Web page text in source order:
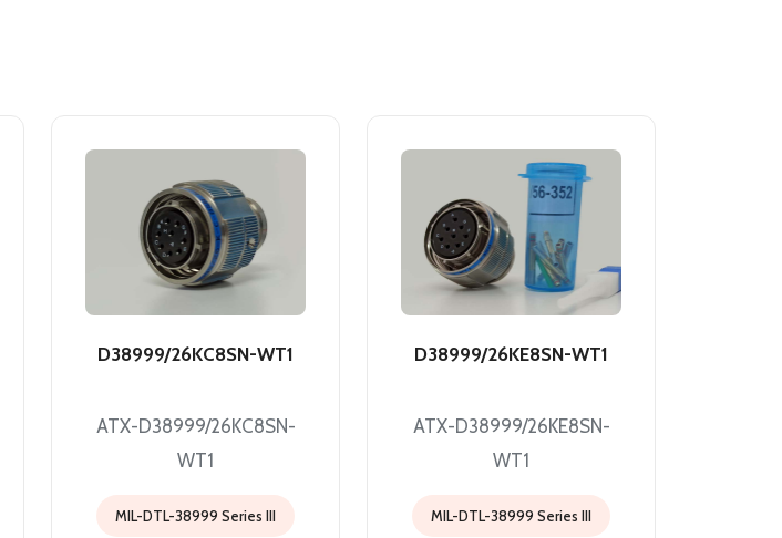
D38999/26KC8SN-WT1
ATX-D38999/26KC8SN-
WT1
MIL-DTL-38999 Series III
D38999/26KE8SN-WT1
ATX-D38999/26KE8SN-
WT1
MIL-DTL-38999 Series III